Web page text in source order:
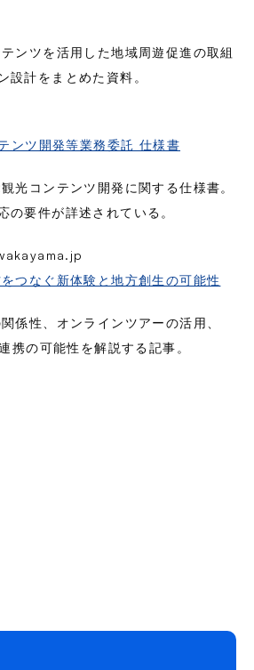
ンツを活用した地域周遊促進の取組
設計をまとめた資料。
ンツ開発等業務委託 仕様書
光コンテンツ開発に関する仕様書。
の要件が詳述されている。
つなぐ新体験と地方創生の可能性
係性、オンラインツアーの活用、
携の可能性を解説する記事。